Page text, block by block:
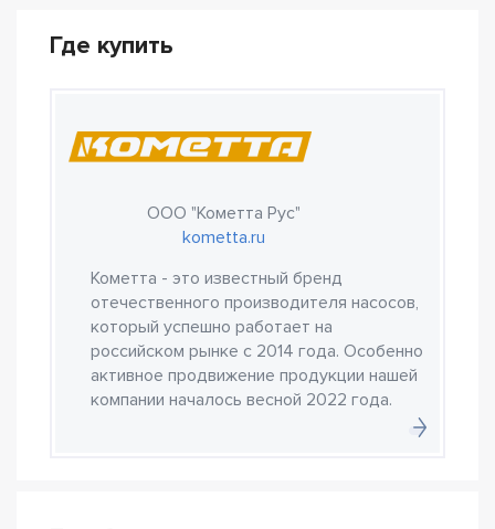
Где купить
ООО "Кометта Рус"
kometta.ru
Кометта - это известный бренд
отечественного производителя насосов,
который успешно работает на
российском рынке с 2014 года. Особенно
активное продвижение продукции нашей
компании началось весной 2022 года.